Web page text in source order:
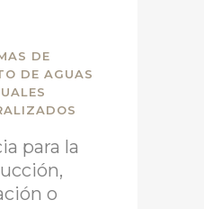
DE
DE AGUAS
para la
o